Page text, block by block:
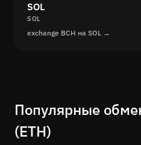
SOL
SOL
exchange BCH на SOL →
Популярные
(ETH)